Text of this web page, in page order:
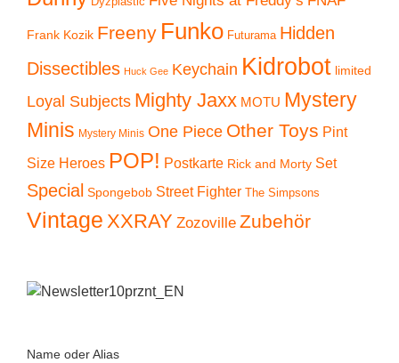
Frank Kozik Freeny Funko Futurama Hidden
Dissectibles Huck Gee Keychain Kidrobot limited
Loyal Subjects Mighty Jaxx MOTU Mystery
Minis Mystery Minis One Piece Other Toys Pint
Size Heroes POP! Postkarte Rick and Morty Set
Special Spongebob Street Fighter The Simpsons
Vintage XXRAY Zozoville Zubehör
Name oder Alias